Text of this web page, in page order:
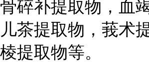
骨碎补提取物，血
儿茶提取物，莪术
棱提取物等。